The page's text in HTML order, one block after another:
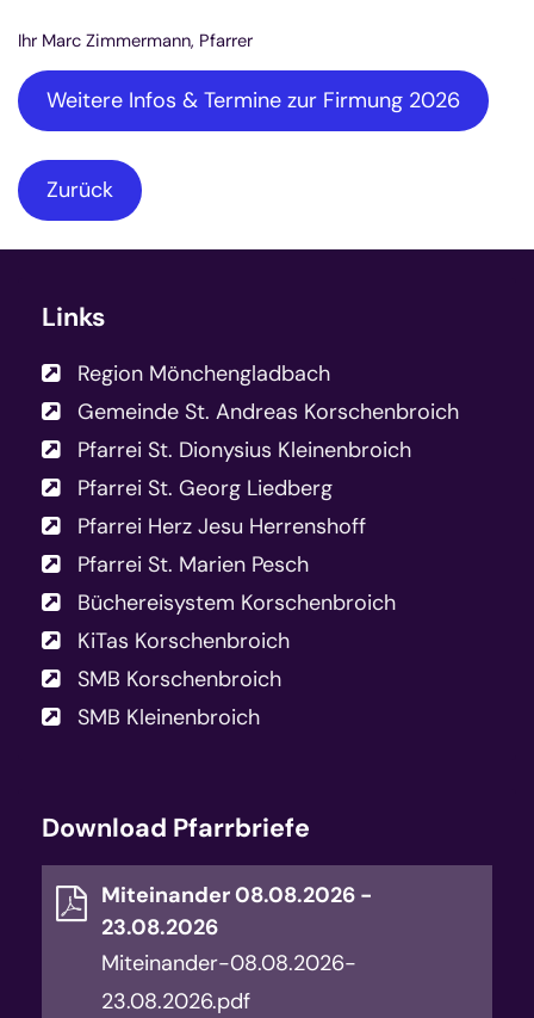
Ihr Marc Zimmermann, Pfarrer
Weitere Infos & Termine zur Firmung 2026
Zurück
Links
Region Mönchengladbach
Gemeinde St. Andreas Korschenbroich
Pfarrei St. Dionysius Kleinenbroich
Pfarrei St. Georg Liedberg
Pfarrei Herz Jesu Herrenshoff
Pfarrei St. Marien Pesch
Büchereisystem Korschenbroich
KiTas Korschenbroich
SMB Korschenbroich
SMB Kleinenbroich
Download Pfarrbriefe
Miteinander 08.08.2026 -
23.08.2026
Miteinander-08.08.2026-
23.08.2026.pdf